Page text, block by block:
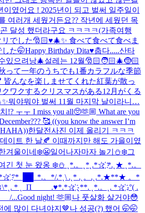
였어요 ! 2025년이 되고 벌써 일주일이
여러개 세웠거든요?? 작년에 세웠던 목
달성 했더라구요 ㅋㅋㅋㅋ(가족여행
リでした🎅🏻♥️🎄✨ 食べて食べて食べま
した🤭Happy Birthday Dita♥️춥다.....산타
있으려낭🎄설레는 12월🎅🏻🧑🏻‍🎄🤶🏻
って一年のうちでも1番カラフルな季節
皆んなを楽しませてくれた紅葉が散っ
ワクするクリスマスがある12月がくる
뭐야뭐야 벌써 11월 마지막 날이라니…
!? ㅜㅜ I miss you all🥺🫶🏼 What are you
🥰 ((you know the answer I’m
한달전사진 이제 올리기 ㅋㅋㅋ
이트 한 날🍂 이때까지만 해도 가을이였
겨울이네❄️😬일어나자마자 놀기⛄❄️그
긴 첫 눈 왔옹 ❄️⛄️ ˛*.。˛*˛.*☆҉ *.˛★ ˛*.。
*☆҉ °*_██_*.。*/.*˛\ .˛* .˛。.˛.*.★**★ 。*
* ˛_Π_____.♥*.*☆҉ ˛**. ˛*.。˛. *☆҉ .°( .
...Good night! 🫶🏼나 풋살화 살거야😳
에 많이 다녀야지🤎나 성공(?) 했어 🤭🤭